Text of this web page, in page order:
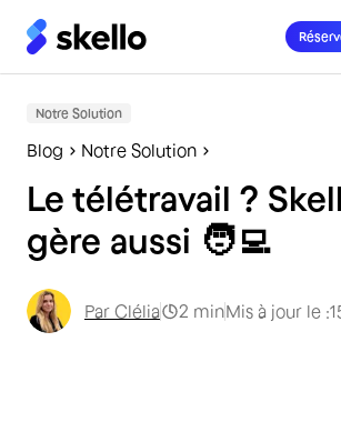
Notre Solution
Blog Notre Solution
Le télétravail ?
gère aussi 🧑‍💻
Par Clélia 2 minMis à jour le :